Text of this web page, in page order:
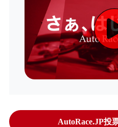
AutoRace.JP投